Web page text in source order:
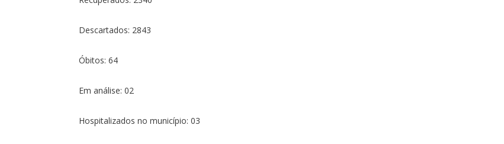
Descartados: 2843
Óbitos: 64
Em análise: 02
Hospitalizados no município: 03